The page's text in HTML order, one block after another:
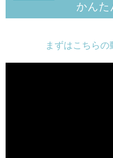
かんた
まずはこちら